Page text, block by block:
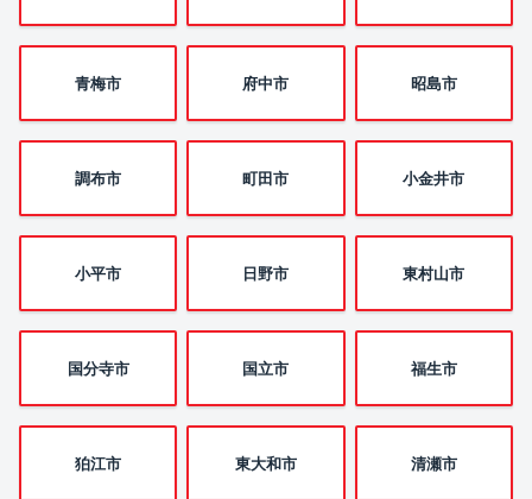
青梅市 府中市 昭島市
調布市 町田市 小金井市
小平市 日野市 東村山市
国分寺市 国立市 福生市
狛江市 東大和市 清瀬市